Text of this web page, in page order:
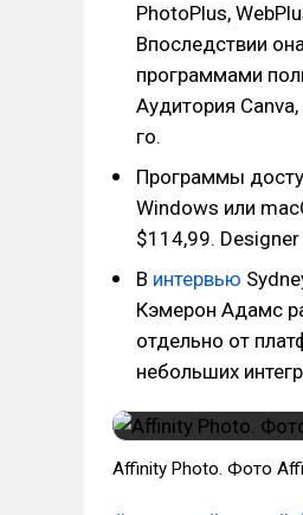
PhotoPlus,
Впоследствии
программами
Аудитория
го.
Программы
Windows или
$114,99.
В интервью
Кэмерон Адамс
отдельно от
небольших
Affinity Photo. Фото